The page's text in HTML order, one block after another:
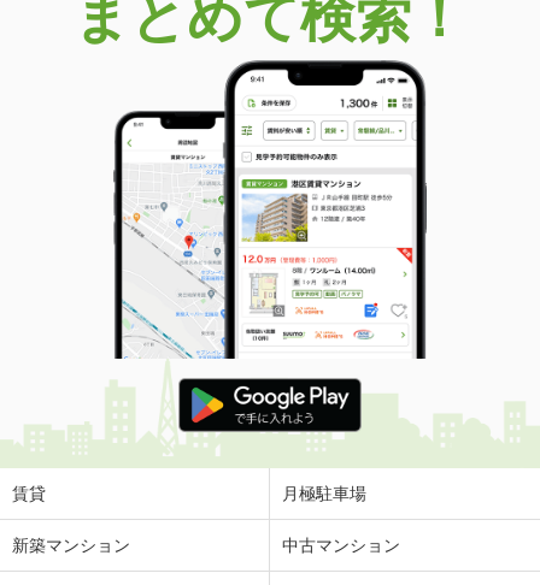
まとめて検索！
賃貸 月極駐車場
新築マンション 中古マンション